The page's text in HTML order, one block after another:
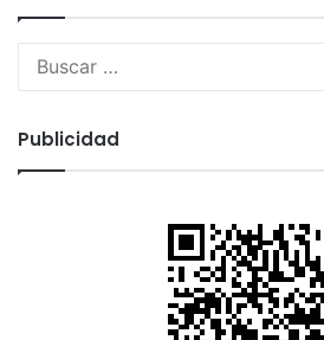
Publicidad